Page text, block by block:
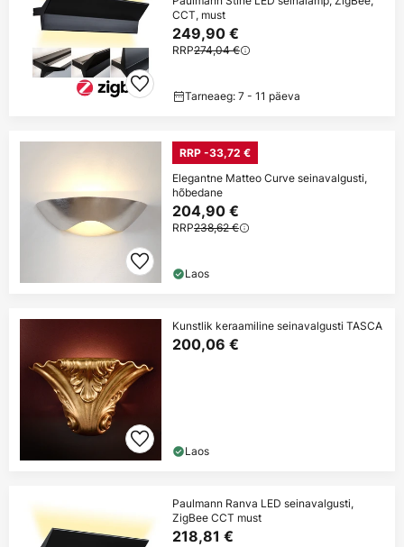
CCT, must
249,90 €
RRP274,04 €
Tarneaeg: 7 - 11 päeva
RRP -33,72 €
Elegantne Matteo Curve seinavalgusti,
hõbedane
204,90 €
RRP238,62 €
Laos
Kunstlik keraamiline seinavalgusti TASCA
200,06 €
Laos
Paulmann Ranva LED seinavalgusti,
ZigBee CCT must
218,81 €